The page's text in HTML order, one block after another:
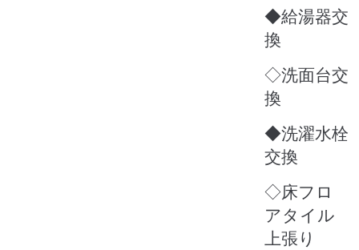
◆給湯器交
換
◇洗面台交
換
◆洗濯水栓
交換
◇床フロ
アタイル
上張り